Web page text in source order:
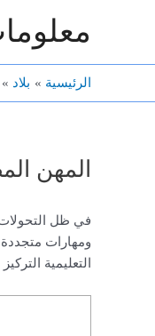
الرئيسية بلاد
المهن
في ظل التحولات
التعليمية